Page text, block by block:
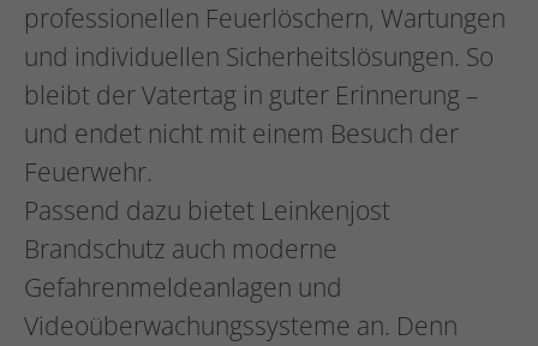
professionellen Feuerlöschern, Wartungen
und individuellen Sicherheitslösungen. So
bleibt der Vatertag in guter Erinnerung –
und endet nicht mit einem Besuch der
Feuerwehr.
Passend dazu bietet Leinkenjost
Brandschutz auch moderne
Gefahrenmeldeanlagen und
Videoüberwachungssysteme an. Denn